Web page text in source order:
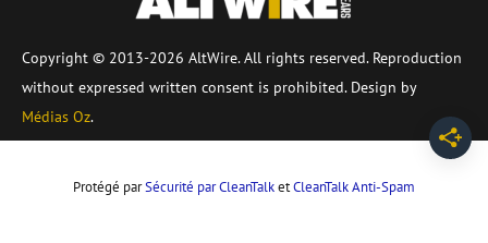
Copyright © 2013-2026 AltWire. All rights reserved. Reproduction
without expressed written consent is prohibited. Design by
Médias Oz.
Protégé parSécurité par CleanTalketCleanTalk Anti-Spam